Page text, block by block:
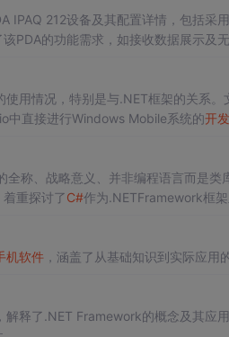
IPAQ 212设备及其配置详情，包括
PDA的功能需求，如接收数据展示及
使用情况，特别是与.NET框架的关系
中直接进行Windows Mobile系统的开发
称、战略意义、并非编程语言而是类
重探讨了C#作为.NETFramework框架
机软件，涵盖了从基础知识到实际应用
解释了.NET Framework的概念及其应